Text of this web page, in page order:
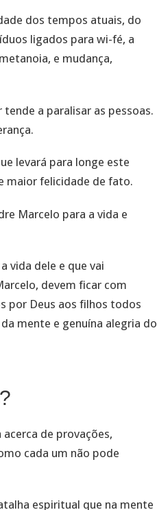
dos tempos atuais, do
ligados para wi-fé, a
e mudança,
a paralisar as pessoas.
levará para longe este
maior felicidade de fato.
Marcelo para a vida e
vida dele e que vai
devem ficar com
por Deus aos filhos todos
mente e genuína alegria do
de provações,
cada um não pode
espiritual que na mente